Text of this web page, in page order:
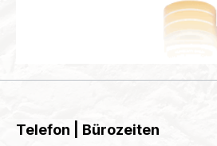
Telefon | Bürozeiten